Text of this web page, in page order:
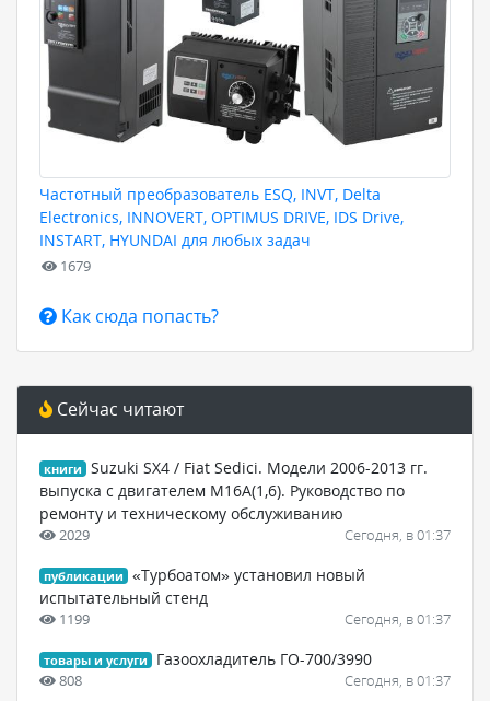
Частотный преобразователь ESQ, INVT, Delta
Electronics, INNOVERT, OPTIMUS DRIVE, IDS Drive,
INSTART, HYUNDAI для любых задач
1679
Как сюда попасть?
Сейчас читают
книги
Suzuki SX4 / Fiat Sedici. Модели 2006-2013 гг.
выпуска с двигателем M16A(1,6). Руководство по
ремонту и техническому обслуживанию
2029 Сегодня, в 01:37
публикации
«Турбоатом» установил новый
испытательный стенд
1199 Сегодня, в 01:37
товары и услуги Газоохладитель ГО-700/3990
808 Сегодня, в 01:37